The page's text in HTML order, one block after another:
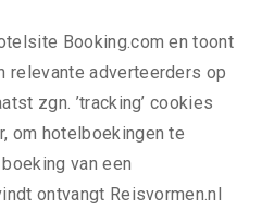
Booking.com en toont
relevante adverteerders op
zgn. ’tracking’ cookies
om hotelboekingen te
van een
ontvangt Reisvormen.nl